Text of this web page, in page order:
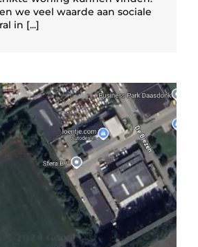
we veel waarde aan sociale
in [...]